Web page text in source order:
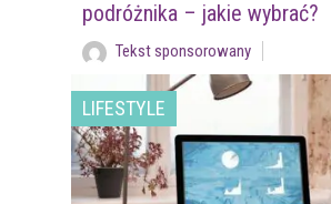
podróżnika – jakie wybrać?
Tekst sponsorowany
LIFESTYLE